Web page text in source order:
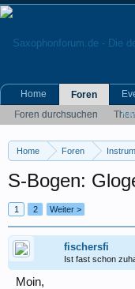
Home Foren
S-Bogen:
1 2 Weiter >
fischersfi
Ist fast schon
Moin,
Home
Foren
Foren durchsuchen